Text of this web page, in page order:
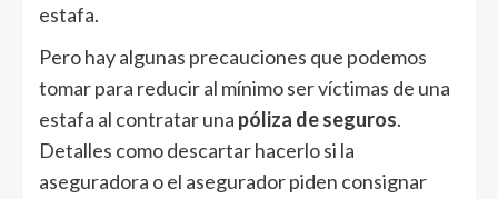
estafa.
Pero hay algunas precauciones que podemos
tomar para reducir al mínimo ser víctimas de una
estafa al contratar una póliza de seguros.
Detalles como descartar hacerlo si la
aseguradora o el asegurador piden consignar